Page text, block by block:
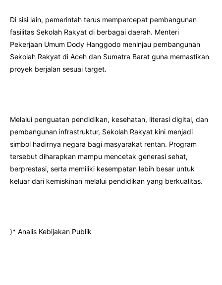
Di sisi lain, pemerintah terus mempercepat pembangunan
fasilitas Sekolah Rakyat di berbagai daerah. Menteri
Pekerjaan Umum Dody Hanggodo meninjau pembangunan
Sekolah Rakyat di Aceh dan Sumatra Barat guna memastikan
proyek berjalan sesuai target.
Melalui penguatan pendidikan, kesehatan, literasi digital, dan
pembangunan infrastruktur, Sekolah Rakyat kini menjadi
simbol hadirnya negara bagi masyarakat rentan. Program
tersebut diharapkan mampu mencetak generasi sehat,
berprestasi, serta memiliki kesempatan lebih besar untuk
keluar dari kemiskinan melalui pendidikan yang berkualitas.
)* Analis Kebijakan Publik